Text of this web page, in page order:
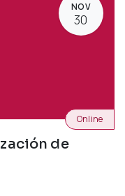
NOV
30
de
Online